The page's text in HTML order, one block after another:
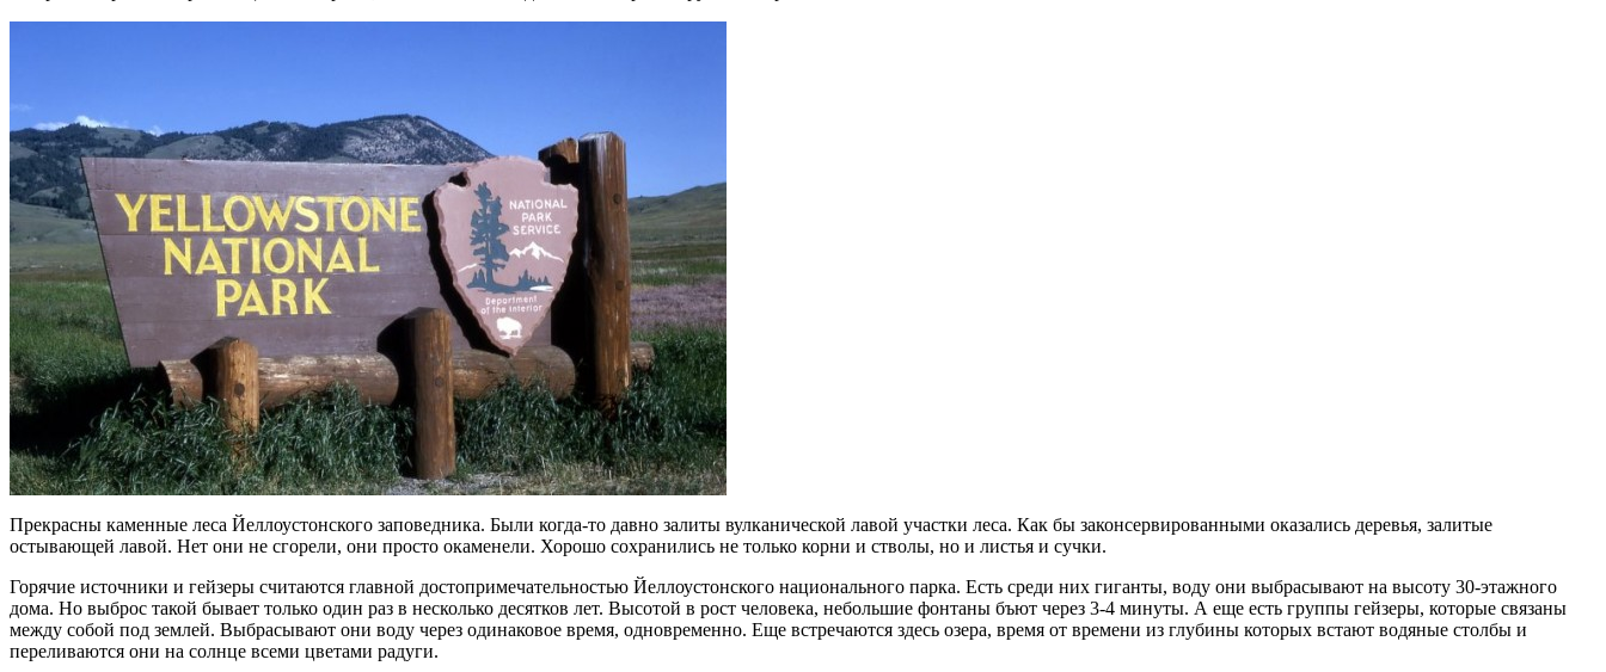
Прекрасны каменные леса Йеллоустонского заповедника. Были когда-то давно залиты вулканической лавой участки леса. Как бы законсервированными оказались деревья, залитые
остывающей лавой. Нет они не сгорели, они просто окаменели. Хорошо сохранились не только корни и стволы, но и листья и сучки.
Горячие источники и гейзеры считаются главной достопримечательностью Йеллоустонского национального парка. Есть среди них гиганты, воду они выбрасывают на высоту 30-этажного
дома. Но выброс такой бывает только один раз в несколько десятков лет. Высотой в рост человека, небольшие фонтаны бъют через 3-4 минуты. А еще есть группы гейзеры, которые связаны
между собой под землей. Выбрасывают они воду через одинаковое время, одновременно. Еще встречаются здесь озера, время от времени из глубины которых встают водяные столбы и
переливаются они на солнце всеми цветами радуги.